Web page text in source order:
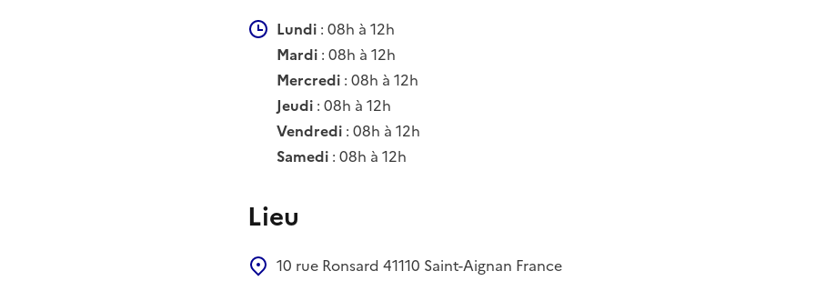
Lundi : 08h à 12h
Mardi : 08h à 12h
Mercredi : 08h à 12h
Jeudi : 08h à 12h
Vendredi : 08h à 12h
Samedi : 08h à 12h
Lieu
10 rue Ronsard 41110 Saint-Aignan France